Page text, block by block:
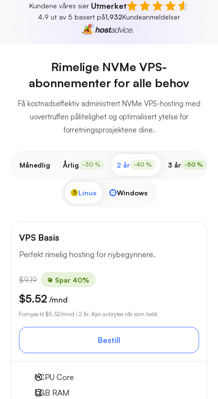
Kundene våres sier Utmerket
4.9 ut av 5 basert på1,932Kundeanmeldelser
Rimelige NVMe VPS-
abonnementer for alle behov
Få kostnadseffektiv administrert NVMe VPS-hosting med
uovertruffen pålitelighet og optimalisert ytelse for
forretningsprosjektene dine.
Månedlig Årlig -30 % 2 år -40 % 3 år -50 %
Linux Windows
VPS Basis
Perfekt rimelig hosting for nybegynnere.
$9.19 Spar 40%
$5.52 /mnd
Fornyes til $5.52/mnd i 2 år. Kan avbrytes når som helst.
Bestill
1CPU Core
1 GB RAM